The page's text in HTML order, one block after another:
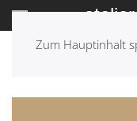
Zum Hauptinhalt